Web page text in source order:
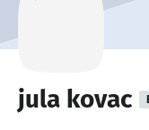
jula kovac